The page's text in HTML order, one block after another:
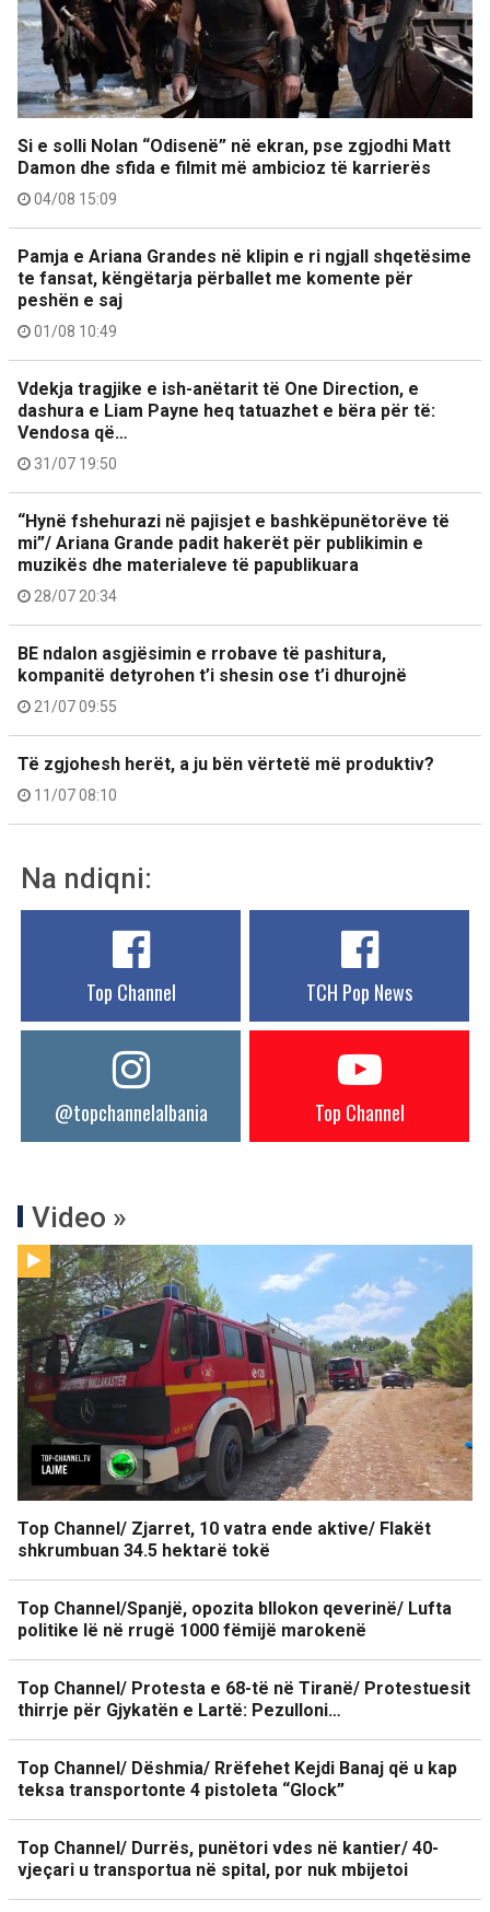
Si e solli Nolan “Odisenë” në ekran, pse zgjodhi Matt
Damon dhe sfida e filmit më ambicioz të karrierës
04/08 15:09
Pamja e Ariana Grandes në klipin e ri ngjall shqetësime
te fansat, këngëtarja përballet me komente për
peshën e saj
01/08 10:49
Vdekja tragjike e ish-anëtarit të One Direction, e
dashura e Liam Payne heq tatuazhet e bëra për të:
Vendosa që…
31/07 19:50
“Hynë fshehurazi në pajisjet e bashkëpunëtorëve të
mi”/ Ariana Grande padit hakerët për publikimin e
muzikës dhe materialeve të papublikuara
28/07 20:34
BE ndalon asgjësimin e rrobave të pashitura,
kompanitë detyrohen t’i shesin ose t’i dhurojnë
21/07 09:55
Të zgjohesh herët, a ju bën vërtetë më produktiv?
11/07 08:10
Na ndiqni:
Top Channel TCH Pop News
@topchannelalbania Top Channel
Video »
Top Channel/ Zjarret, 10 vatra ende aktive/ Flakët
shkrumbuan 34.5 hektarë tokë
Top Channel/Spanjë, opozita bllokon qeverinë/ Lufta
politike lë në rrugë 1000 fëmijë marokenë
Top Channel/ Protesta e 68-të në Tiranë/ Protestuesit
thirrje për Gjykatën e Lartë: Pezulloni…
Top Channel/ Dëshmia/ Rrëfehet Kejdi Banaj që u kap
teksa transportonte 4 pistoleta “Glock”
Top Channel/ Durrës, punëtori vdes në kantier/ 40-
vjeçari u transportua në spital, por nuk mbijetoi